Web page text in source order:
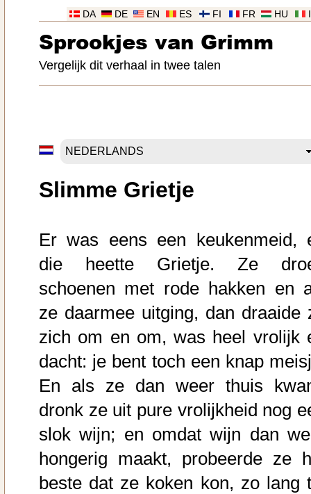
HU
FR
FI
ES
EN
DE
DA
Sprookjes van Grimm
Vergelijk dit verhaal in twee talen
Slimme Grietje
Er was eens een keukenmeid,
die heette Grietje. Ze
schoenen met rode hakken en
ze daarmee uitging, dan draaide
zich om en om, was heel vrolijk
dacht: je bent toch een knap
En als ze dan weer thuis
dronk ze uit pure vrolijkheid nog
slok wijn; en omdat wijn dan
hongerig maakt, probeerde ze
beste dat ze koken kon, zo lang